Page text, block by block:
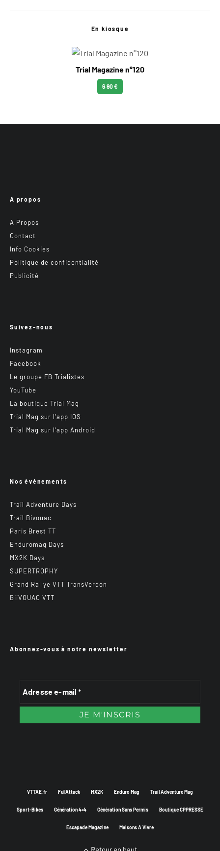
En kiosque
Trial Magazine n°120
6.90 €
A propos
A Propos
Contact
Info Cookies
Politique de confidentialité
Publicité
Suivez-nous
Instagram
Facebook
Le groupe FB Trialistes
YouTube
La boutique Trial Mag
Trial Mag sur l’app IOS
Trial Mag sur l’app Android
Nos événements
Trail Adventure Days
Trail Bivouac
Paris Brest TT
Enduromag Days
MX2K Days
SUPERTROPHY
Grand Rallye VTT TransVerdon
BiiVOUAC VTT
Abonnez-vous à notre newsletter
VTTAE.fr FullAttack MX2K Enduro Mag Trail Adventure Mag
Sport-Bikes Génération 4×4 Génération Sans Permis Boutique CPPRESSE
Escapade Magazine Maisons A Vivre